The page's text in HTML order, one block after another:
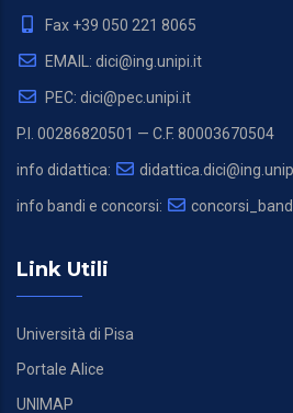
Fax +39 050 221 8065
EMAIL: dici@ing.unipi.it
PEC: dici@pec.unipi.it
P.I. 00286820501 — C.F. 80003670504
info didattica:
info bandi e concorsi:
Link Utili
Università di Pisa
Portale Alice
UNIMAP